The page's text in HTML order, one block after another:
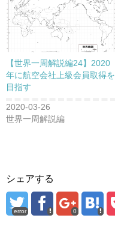
【世界一周解説編24】2020
年に航空会社上級会員取得を
目指す
2020-03-26
世界一周解説編
シェアする
error 0